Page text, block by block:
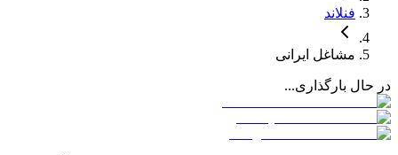
فنلاند
مشاغل ایرانی
در حال بارگذاری...